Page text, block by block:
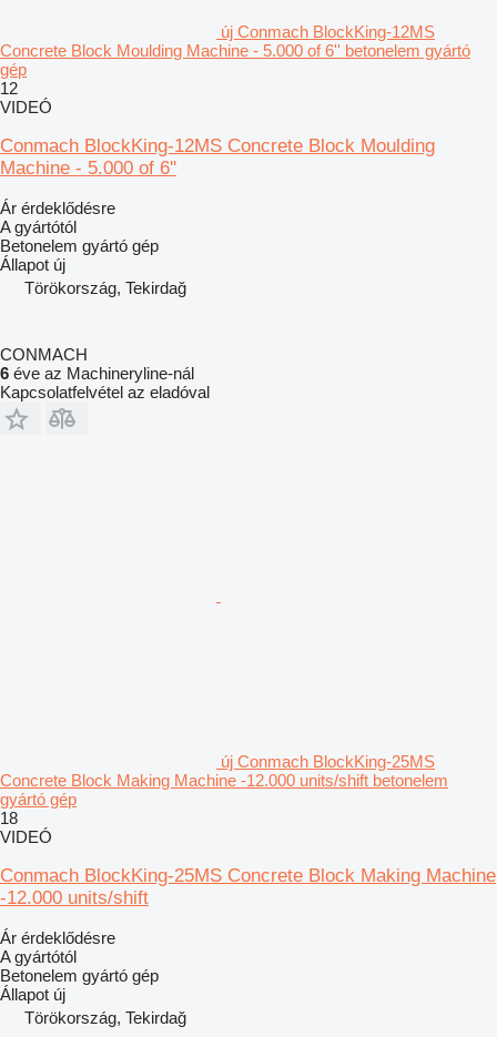
új Conmach BlockKing-12MS
Concrete Block Moulding Machine - 5.000 of 6'' betonelem gyártó
gép
12
VIDEÓ
Conmach BlockKing-12MS Concrete Block Moulding
Machine - 5.000 of 6''
Ár érdeklődésre
A gyártótól
Betonelem gyártó gép
Állapot új
Törökország, Tekirdağ
CONMACH
6 éve az Machineryline-nál
Kapcsolatfelvétel az eladóval
új Conmach BlockKing-25MS
Concrete Block Making Machine -12.000 units/shift betonelem
gyártó gép
18
VIDEÓ
Conmach BlockKing-25MS Concrete Block Making Machine
-12.000 units/shift
Ár érdeklődésre
A gyártótól
Betonelem gyártó gép
Állapot új
Törökország, Tekirdağ